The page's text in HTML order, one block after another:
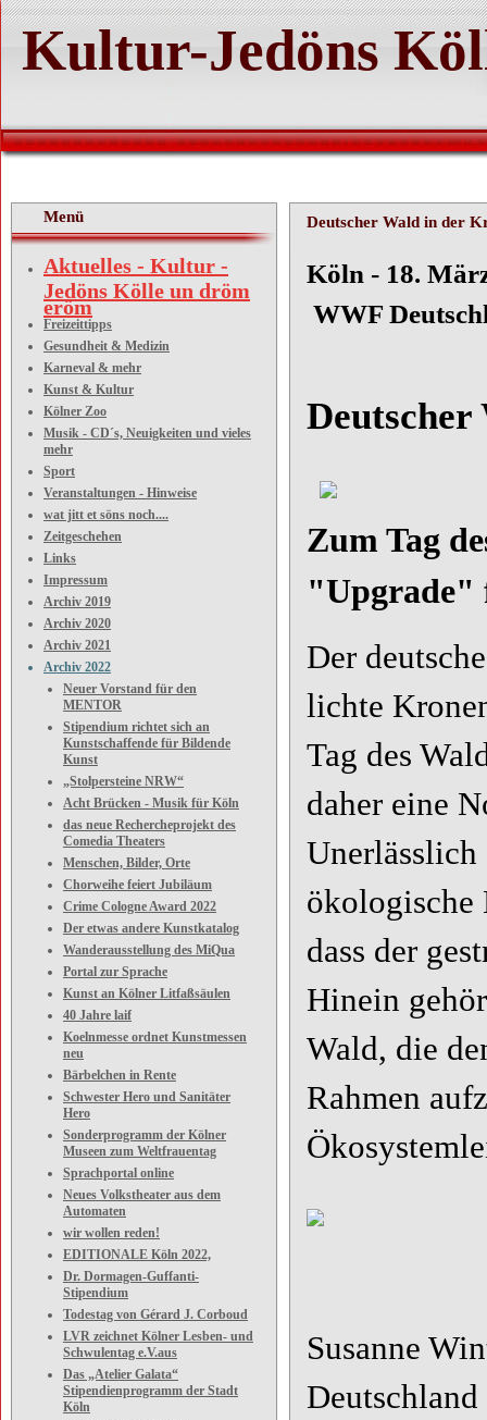
Kultur-Jedöns
Menü
Aktuelles - Kultur -
Jedöns Kölle un dröm
eröm
Freizeittipps
Gesundheit & Medizin
Karneval & mehr
Kunst & Kultur
Kölner Zoo
Musik - CD´s, Neuigkeiten und vieles
mehr
Sport
Veranstaltungen - Hinweise
wat jitt et söns noch....
Zeitgeschehen
Links
Impressum
Archiv 2019
Archiv 2020
Archiv 2021
Archiv 2022
Neuer Vorstand für den
MENTOR
Stipendium richtet sich an
Kunstschaffende für Bildende
Kunst
„Stolpersteine NRW“
Acht Brücken - Musik für Köln
das neue Rechercheprojekt des
Comedia Theaters
Menschen, Bilder, Orte
Chorweihe feiert Jubiläum
Crime Cologne Award 2022
Der etwas andere Kunstkatalog
Wanderausstellung des MiQua
Portal zur Sprache
Kunst an Kölner Litfaßsäulen
40 Jahre laif
Koelnmesse ordnet Kunstmessen
neu
Bärbelchen in Rente
Schwester Hero und Sanitäter
Hero
Sonderprogramm der Kölner
Museen zum Weltfrauentag
Sprachportal online
Neues Volkstheater aus dem
Automaten
wir wollen reden!
EDITIONALE Köln 2022,
Dr. Dormagen-Guffanti-
Stipendium
Todestag von Gérard J. Corboud
LVR zeichnet Kölner Lesben- und
Schwulentag e.V.aus
Das „Atelier Galata“
Stipendienprogramm der Stadt
Köln
Deutscher Wald in der
Köln
WWF
Zum Tag
"Upgrade"
Der
lichte
Tag des
daher eine
Unerlässlich
ökologische
dass der
Hinein
Wald, die
Rahmen
Susanne